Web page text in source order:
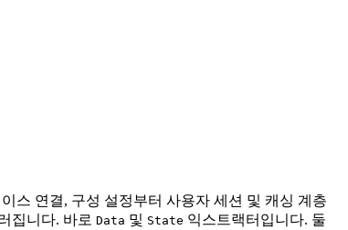
스 연결, 구성 설정부터 사용자 세션 및 캐싱 계층
집니다. 바로 Data 및 State 익스트랙터입니다. 둘